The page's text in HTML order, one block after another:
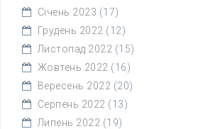
Січень 2023 (17)
Грудень 2022 (12)
Листопад 2022 (15)
Жовтень 2022 (16)
Вересень 2022 (20)
Серпень 2022 (13)
Липень 2022 (19)